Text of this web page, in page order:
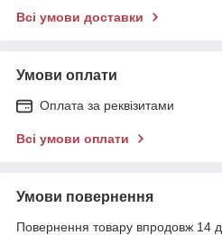
Всі умови доставки
Умови оплати
Оплата за реквізитами
Всі умови оплати
Умови повернення
Повернення товару впродовж 14